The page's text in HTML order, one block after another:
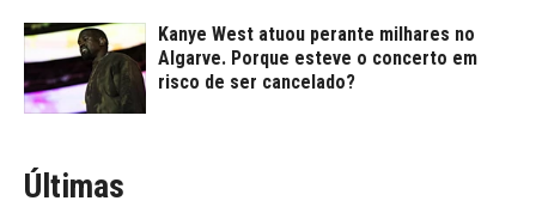
Kanye West atuou perante milhares no
Algarve. Porque esteve o concerto em
risco de ser cancelado?
Últimas